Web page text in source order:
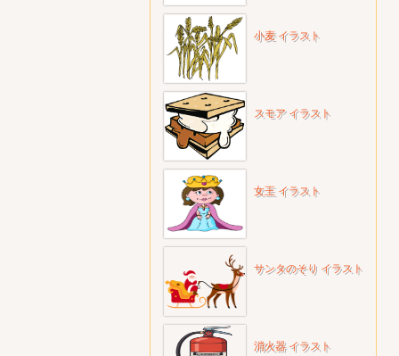
小麦 イラスト
スモア イラスト
女王 イラスト
サンタのそり イラスト
消火器 イラスト